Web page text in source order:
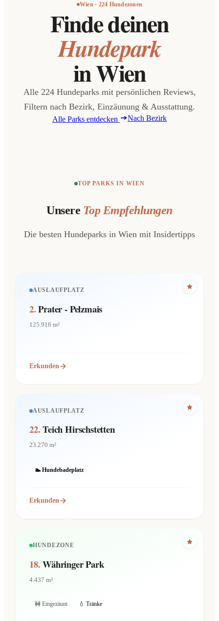
Wien · 224 Hundezonen
Finde deinen
Hundepark
in Wien
Alle 224 Hundeparks mit persönlichen Reviews,
Filtern nach Bezirk, Einzäunung & Ausstattung.
Alle Parks entdecken Nach Bezirk
TOP PARKS IN WIEN
Unsere Top Empfehlungen
Die besten Hundeparks in Wien mit Insidertipps
AUSLAUFPLATZ
2.Prater - Pelzmais
125.916 m²
Erkunden
AUSLAUFPLATZ
22.Teich Hirschstetten
23.270 m²
🏊 Hundebadeplatz
Erkunden
HUNDEZONE
18.Währinger Park
4.437 m²
🚧 Eingezäunt 💧 Tränke